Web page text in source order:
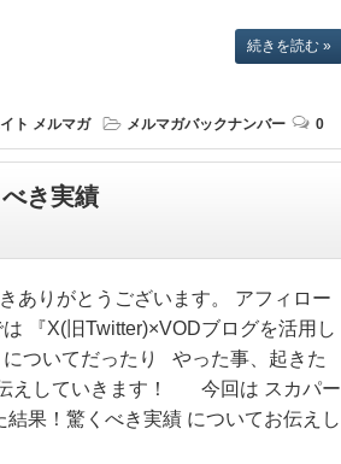
続きを読む »
ト メルマガ メルマガバックナンバー 0
き実績
ありがとうございます。 アフィロー
『X(旧Twitter)×VODブログを活用し
ついてだったり やった事、起きた
えしていきます！ 今回は スカパー
結果！驚くべき実績 についてお伝えし